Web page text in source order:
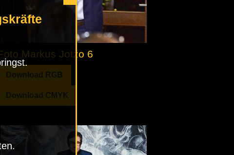
Markus Jotzo 6
Download RGB
Download CMYK